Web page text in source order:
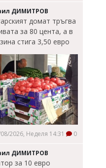
ДИМИТРОВ
домат тръгва
за 80 цента, а в
стига 3,50 евро
2026, Неделя 14:31 0
ДИМИТРОВ
за 10 евро